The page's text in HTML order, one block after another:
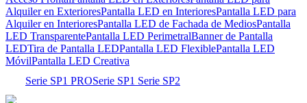
Alquiler en ExterioresPantalla LED en InterioresPantalla LED para
Alquiler en InterioresPantalla LED de Fachada de MediosPantalla
LED TransparentePantalla LED PerimetralBanner de Pantalla
LEDTira de Pantalla LEDPantalla LED FlexiblePantalla LED
MóvilPantalla LED Creativa
Serie SP1 PROSerie SP1 Serie SP2